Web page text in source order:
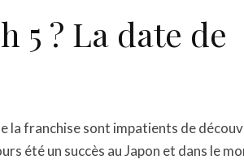
5 ? La date de
la franchise sont impatients de
été un succès au Japon et dans le